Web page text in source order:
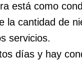
está como
la cantidad de
servicios.
días y hay